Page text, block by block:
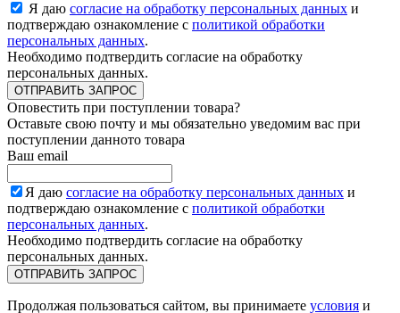
Я даю согласие на обработку персональных данных и
подтверждаю ознакомление с политикой обработки
персональных данных.
Необходимо подтвердить согласие на обработку
персональных данных.
ОТПРАВИТЬ ЗАПРОС
Оповестить при поступлении товара?
Оставьте свою почту и мы обязательно уведомим вас при
поступлении данното товара
Ваш email
Я даю согласие на обработку персональных данных и
подтверждаю ознакомление с политикой обработки
персональных данных.
Необходимо подтвердить согласие на обработку
персональных данных.
ОТПРАВИТЬ ЗАПРОС
Продолжая пользоваться сайтом, вы принимаете условия и